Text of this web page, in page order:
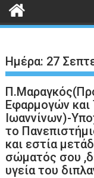
Ημέρα: 27
Εφαρμογών και
Ιωαννίνων)-
το
και εστία
σώματός σου
υγεία του